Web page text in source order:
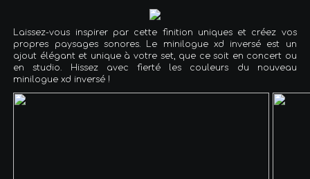
Laissez-vous inspirer par cette finition uniques et créez vos
propres paysages sonores. Le minilogue xd inversé est un
ajout élégant et unique à votre set, que ce soit en concert ou
en studio. Hissez avec fierté les couleurs du nouveau
minilogue xd inversé !